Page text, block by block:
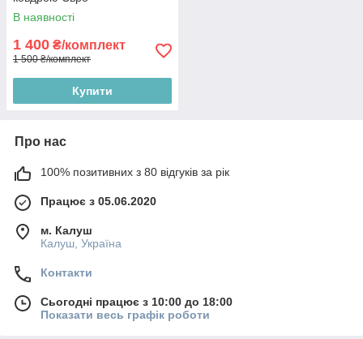
В наявності
1 400 ₴/комплект
1 500 ₴/комплект
Купити
Про нас
100% позитивних з 80 відгуків за рік
Працює з 05.06.2020
м. Калуш
Калуш, Україна
Контакти
Сьогодні працює з 10:00 до 18:00
Показати весь графік роботи